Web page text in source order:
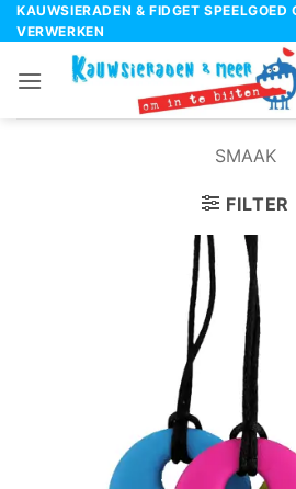
Ga
naar
KAUWSIERADEN & FIDGET SPEELGOED
VERWERKEN
SMAAK
FILTER